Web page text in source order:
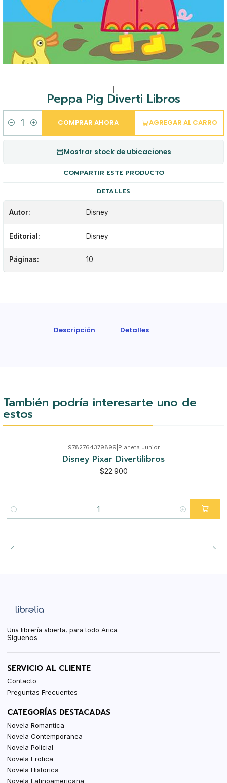
Peppa Pig Diverti Libros
Cantidad
AGREGAR AL CARRO
COMPRAR AHORA
Mostrar stock de ubicaciones
COMPARTIR ESTE PRODUCTO
DETALLES
Autor: Disney
Editorial: Disney
Páginas: 10
Descripción Detalles
También podría interesarte uno de
estos
9782764379899 Planeta Junior
Disney Pixar Divertilibros
$22.900
Cantidad
Una librería abierta, para todo Arica.
Síguenos
SERVICIO AL CLIENTE
Contacto
Preguntas Frecuentes
CATEGORÍAS DESTACADAS
Novela Romantica
Novela Contemporanea
Novela Policial
Novela Erotica
Novela Historica
Novela Latinoamericana